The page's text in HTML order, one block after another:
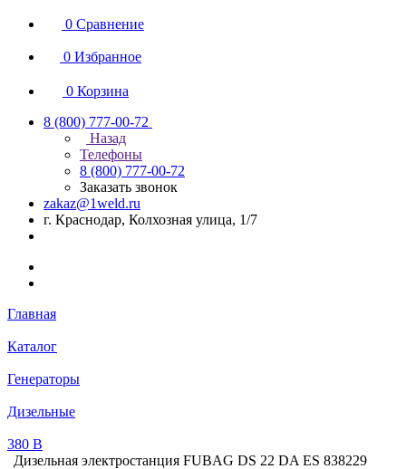
0 Сравнение
0 Избранное
0 Корзина
8 (800) 777-00-72
Назад
Телефоны
8 (800) 777-00-72
Заказать звонок
zakaz@1weld.ru
г. Краснодар, Колхозная улица, 1/7
Главная
Каталог
Генераторы
Дизельные
380 В
Дизельная электростанция FUBAG DS 22 DA ES 838229